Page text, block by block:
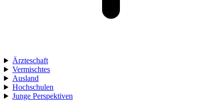
Ärzteschaft
Vermischtes
Ausland
Hochschulen
Junge Perspektiven